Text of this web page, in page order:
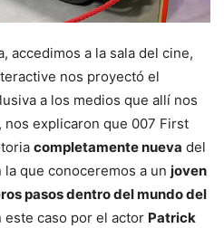
accedimos a la sala del cine,
nos proyectó el
a los medios que allí nos
nos explicaron que 007 First
completamente nueva del
que conoceremos a un joven
pasos dentro del mundo del
este caso por el actor Patrick